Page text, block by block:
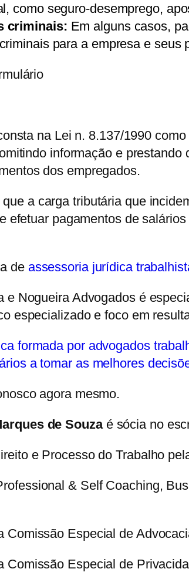
como seguro-desemprego,
criminais: Em alguns casos,
para a empresa e seus
na Lei n. 8.137/1990
informação e
dos empregados.
a carga tributária que
efetuar pagamentos de
de assessoria jurídica
e Nogueira Advogados é
especializado e foco em
formada por advogados
a tomar as melhores
agora mesmo.
de Souza é sócia no
e Processo do Trabalho
& Self Coaching,
Comissão Especial de
Comissão Especial de